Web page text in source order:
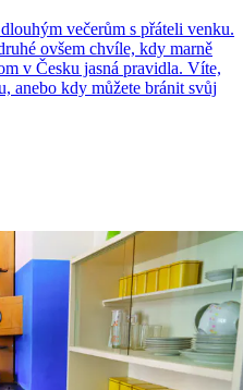
večerům s přáteli venku.
ovšem chvíle, kdy marně
v Česku jasná pravidla. Víte,
anebo kdy můžete bránit svůj